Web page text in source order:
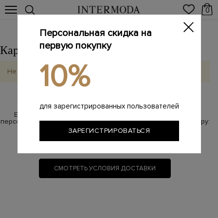
0
Карасук Выбрать другой город
Не найдено
Если у Вас возникли вопросы по бесплатной доставке,
персональный менеджер с радостью на них ответит по номеру:
8 800 100-87-17
СМОТРЕТЬ УСЛОВИЯ ДОСТАВКИ
Персональная скидка на
первую покупку
10%
для зарегистрированных пользователей
ЗАРЕГИСТРИРОВАТЬСЯ